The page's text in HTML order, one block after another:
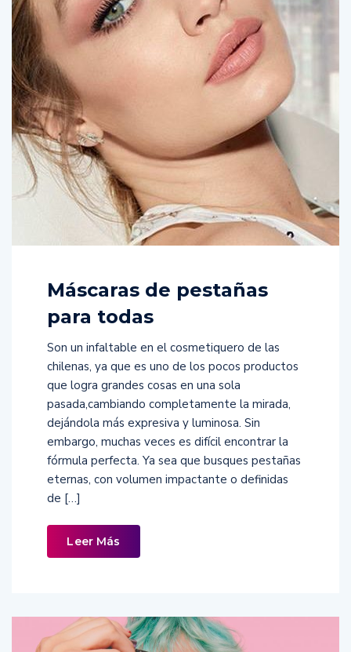
Máscaras de pestañas
para todas
Son un infaltable en el cosmetiquero de las
chilenas, ya que es uno de los pocos productos
que logra grandes cosas en una sola
pasada,cambiando completamente la mirada,
dejándola más expresiva y luminosa. Sin
embargo, muchas veces es difícil encontrar la
fórmula perfecta. Ya sea que busques pestañas
eternas, con volumen impactante o definidas
de […]
Leer Más